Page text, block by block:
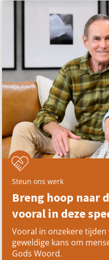
Steun ons werk
Breng hoop naar
vooral in deze
Vooral in onzekere tijden
geweldige kans om
Gods Woord.